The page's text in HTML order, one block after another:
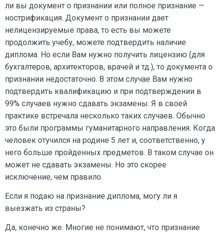
ли вы документ о признании или полное признание —
нострификация. Документ о признании дает
нелицензируемые права, то есть вы можете
продолжить учебу, можете подтвердить наличие
диплома. Но если Вам нужно получить лицензию (для
бухгалтеров, архитекторов, врачей и тд.), то документа о
признании недостаточно. В этом случае Вам нужно
подтвердить квалификацию и при подтверждении в
99% случаев нужно сдавать экзамены. Я в своей
практике встречала несколько таких случаев. Обычно
это были программы гуманитарного направления. Когда
человек отучился на родине 5 лет и, соответственно, у
него больше пройденных предметов. В таком случае он
может не сдавать экзамены. Но это скорее
исключение, чем правило.
Если я подаю на признание диплома, могу ли я
выезжать из страны?
Да, конечно же. Многие не понимают, что признание